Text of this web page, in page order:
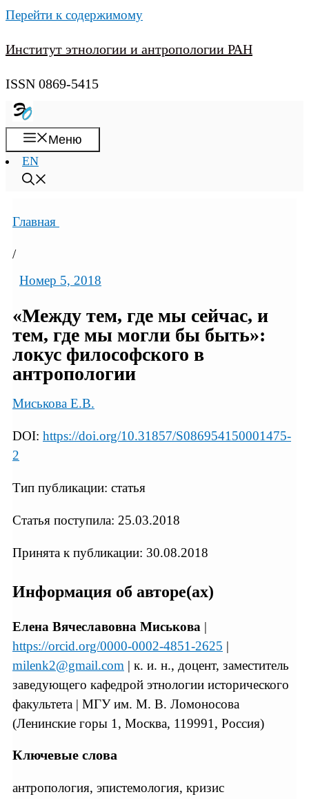
Перейти к содержимому
Институт этнологии и антропологии РАН
ISSN 0869-5415
Меню
EN
Главная
/
Номер 5, 2018
«Между тем, где мы сейчас, и
тем, где мы могли бы быть»:
локус философского в
антропологии
Миськова Е.В.
DOI: https://doi.org/10.31857/S086954150001475-
2
Тип публикации: статья
Статья поступила: 25.03.2018
Принята к публикации: 30.08.2018
Информация об авторе(ах)
Елена Вячеславовна Миськова |
https://orcid.org/0000-0002-4851-2625 |
milenk2@gmail.com | к. и. н., доцент, заместитель
заведующего кафедрой этнологии исторического
факультета | МГУ им. М. В. Ломоносова
(Ленинские горы 1, Москва, 119991, Россия)
Ключевые слова
антропология, эпистемология, кризис